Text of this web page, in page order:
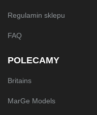
Regulamin sklepu
FAQ
POLECAMY
Britains
MarGe Models